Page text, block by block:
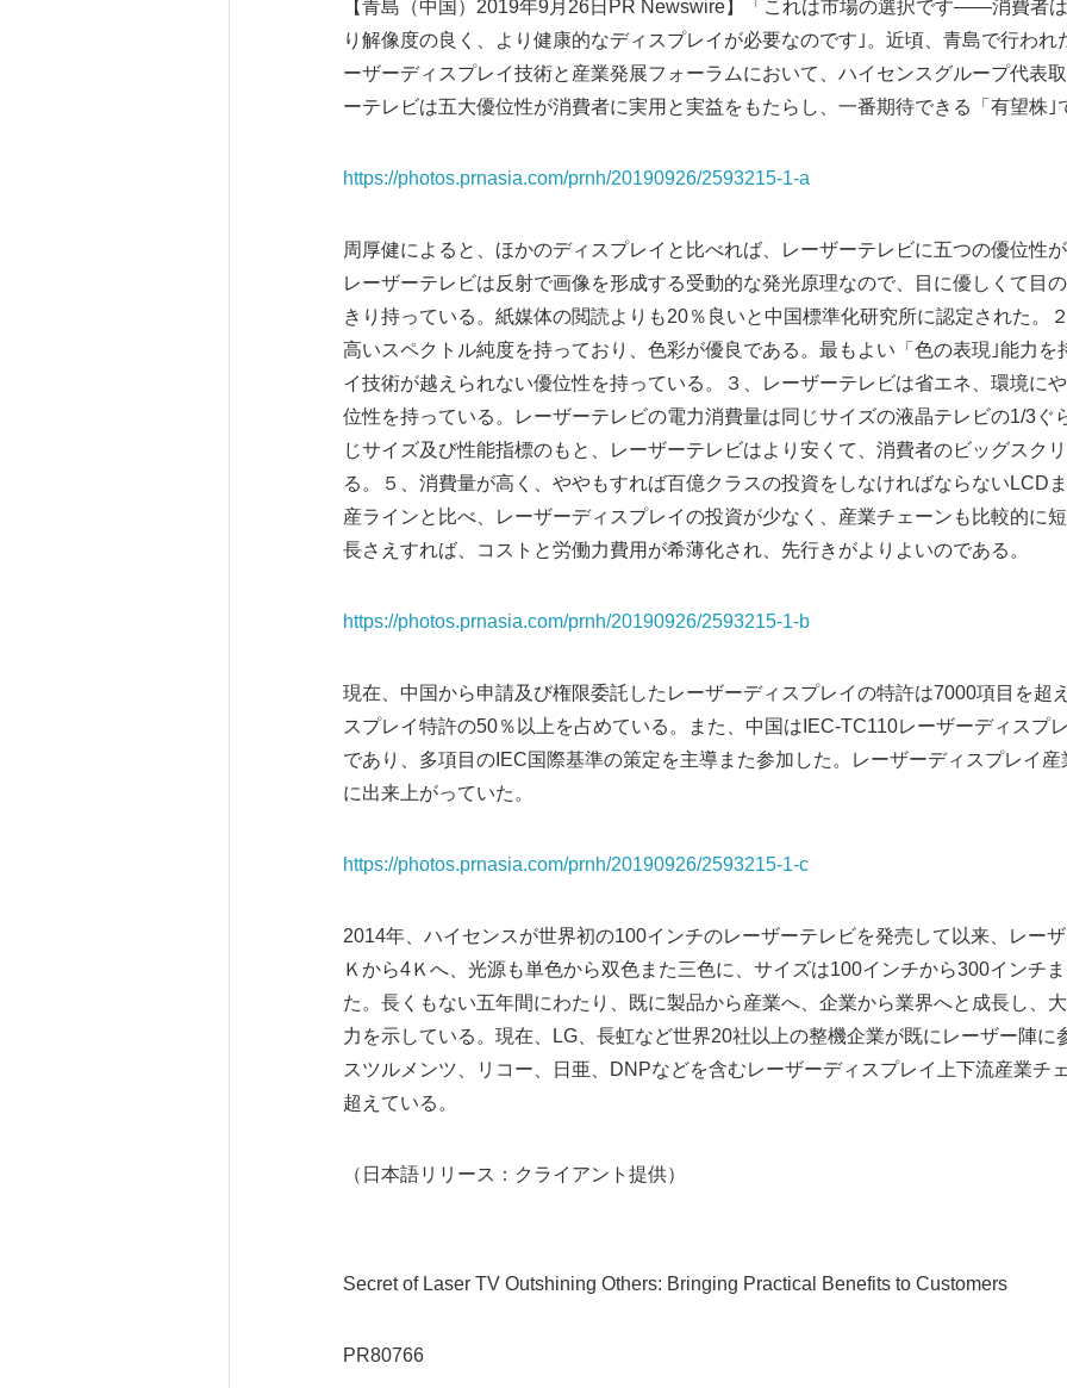
【青島（中国）2019年9月26日PR Newswire】「これは市場の選択です――消費者
り解像度の良く、より健康的なディスプレイが必要なのです｣。近頃、青島で行われ
ーザーディスプレイ技術と産業発展フォーラムにおいて、ハイセンスグループ代表
ーテレビは五大優位性が消費者に実用と実益をもたらし、一番期待できる「有望株｣
https://photos.prnasia.com/prnh/20190926/2593215-1-a
周厚健によると、ほかのディスプレイと比べれば、レーザーテレビに五つの優位性
レーザーテレビは反射で画像を形成する受動的な発光原理なので、目に優しくて目
きり持っている。紙媒体の閲読よりも20％良いと中国標準化研究所に認定された。
高いスペクトル純度を持っており、色彩が優良である。最もよい「色の表現｣能力を
イ技術が越えられない優位性を持っている。３、レーザーテレビは省エネ、環境に
位性を持っている。レーザーテレビの電力消費量は同じサイズの液晶テレビの1/3ぐ
じサイズ及び性能指標のもと、レーザーテレビはより安くて、消費者のビッグスク
る。５、消費量が高く、ややもすれば百億クラスの投資をしなければならないLCD
産ラインと比べ、レーザーディスプレイの投資が少なく、産業チェーンも比較的に
長さえすれば、コストと労働力費用が希薄化され、先行きがよりよいのである。
https://photos.prnasia.com/prnh/20190926/2593215-1-b
現在、中国から申請及び権限委託したレーザーディスプレイの特許は7000項目を超
スプレイ特許の50％以上を占めている。また、中国はIEC-TC110レーザーディスプ
であり、多項目のIEC国際基準の策定を主導また参加した。レーザーディスプレイ
に出来上がっていた。
https://photos.prnasia.com/prnh/20190926/2593215-1-c
2014年、ハイセンスが世界初の100インチのレーザーテレビを発売して以来、レー
Ｋから4Ｋへ、光源も単色から双色また三色に、サイズは100インチから300インチ
た。長くもない五年間にわたり、既に製品から産業へ、企業から業界へと成長し、
力を示している。現在、LG、長虹など世界20社以上の整機企業が既にレーザー陣に
スツルメンツ、リコー、日亜、DNPなどを含むレーザーディスプレイ上下流産業チ
超えている。
（日本語リリース：クライアント提供）
Secret of Laser TV Outshining Others: Bringing Practical Benefits to Customers
PR80766